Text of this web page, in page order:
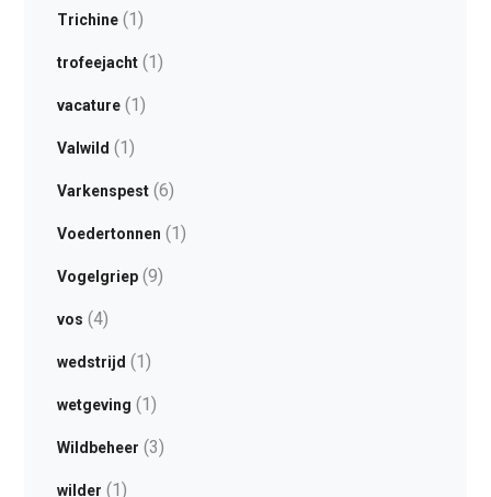
Trichine(1)
trofeejacht(1)
vacature(1)
Valwild (1)
Varkenspest(6)
Voedertonnen (1)
Vogelgriep(9)
vos (4)
wedstrijd (1)
wetgeving (1)
Wildbeheer (3)
wilder (1)